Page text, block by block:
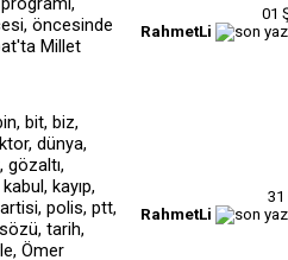
Millet
01
RahmetLi
31
RahmetLi